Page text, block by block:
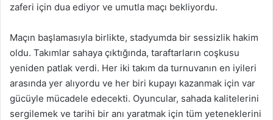
zaferi için dua ediyor ve umutla maçı bekliyordu.
Maçın başlamasıyla birlikte, stadyumda bir sessizlik hakim
oldu. Takımlar sahaya çıktığında, taraftarların coşkusu
yeniden patlak verdi. Her iki takım da turnuvanın en iyileri
arasında yer alıyordu ve her biri kupayı kazanmak için var
gücüyle mücadele edecekti. Oyuncular, sahada kalitelerini
sergilemek ve tarihi bir anı yaratmak için tüm yeteneklerini